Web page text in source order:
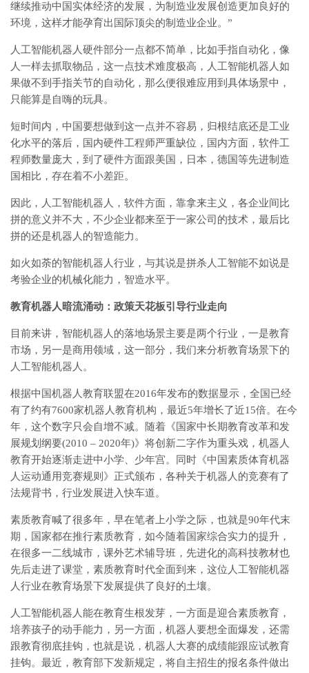
继续推动中国实体经济的发展，为制造业发展创造更加良好的
环境，这样才能孕育出国际顶尖的制造业企业。”
人工智能机器人硬件部分一点都不简单，比如手指自动化，像
人一样去抓取物品，这一点技术难度极高，人工智能机器人如
果做不到手指关节的自动化，那么便很难应用到具体场景中，
只能算是自嗨的玩具。
短时间内，中国要想做到这一点并不容易，归根结底还是工业
化水平的落后，国内硬件工程师严重缺位，国内方面，软件工
程师数量庞大，到了硬件方面跟美国，日本，德国等先进制造
国相比，存在着不小差距。
因此，人工智能机器人，软件方面，靠拿来主义，各企业间比
拼的意义并不大，不少企业都来至于一家公司的技术，最后比
拼的还是机器人的智造能力。
如火如荼的智能机器人行业，与其说是拼杀人工智能不如说是
考验企业的机械化能力，智造水平。
教育机器人暗流涌动：政策天花板引导行业走向
目前来讲，智能机器人的落地场景主要是两个行业，一是教育
市场，另一是商用领域，这一部分，我们来分析教育场景下的
人工智能机器人。
根据中国机器人教育联盟在2016年发布的数据显示，全国已经
有了约有7600家机器人教育机构，最近5年增长了近15倍。在今
年，这个数字只会自增不减。随着《国家中长期教育改革和发
展规划纲要(2010 – 2020年)》将创新二字作为重头戏，机器人
教育开始逐渐走进中小学、少年宫。同时《中国素质体育机器
人运动通用竞赛规则》正式颁布，各种关于机器人的竞赛有了
法规背书，行业发展进入快车道。
素质教育喊了很多年，早在笔者上小学之际，也就是90年代末
期，国家都在推行素质教育，如今随着国家综合实力的提升，
在很多一二线城市，课外艺术辅导班，先进化的高科技教材也
先后走进了课堂，素质教育时代全面到来，这位人工智能机器
人行业在教育场景下发展提供了良好的土壤。
人工智能机器人能在教育生根发芽，一方面是迎合素质教育，
培养孩子的动手能力，另一方面，机器人要想全面爆发，还需
跟教育彻底挂钩，也就是说，机器人大赛的成绩能跟应试教育
挂钩。最近，教育部下发新规定，将自主招生的报名条件做出